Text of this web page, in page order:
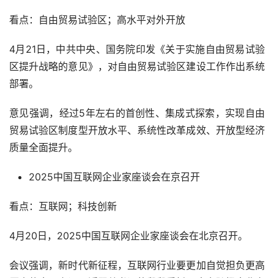
看点：自由贸易试验区；高水平对外开放
4月21日，中共中央、国务院印发《关于实施自由贸易试验
区提升战略的意见》，对自由贸易试验区建设工作作出系统
部署。
意见强调，经过5年左右的首创性、集成式探索，实现自由
贸易试验区制度型开放水平、系统性改革成效、开放型经济
质量全面提升。
2025中国互联网企业家座谈会在京召开
看点：互联网；科技创新
4月20日，2025中国互联网企业家座谈会在北京召开。
会议强调，新时代新征程，互联网行业要更加自觉担负更高